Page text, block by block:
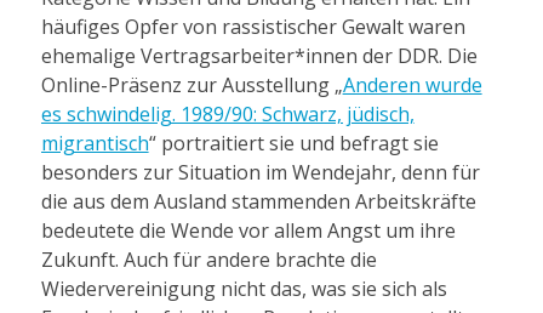
häufiges Opfer von rassistischer Gewalt waren
ehemalige Vertragsarbeiter*innen der DDR. Die
Online-Präsenz zur Ausstellung „Anderen wurde
es schwindelig. 1989/90: Schwarz, jüdisch,
migrantisch“ portraitiert sie und befragt sie
besonders zur Situation im Wendejahr, denn für
die aus dem Ausland stammenden Arbeitskräfte
bedeutete die Wende vor allem Angst um ihre
Zukunft. Auch für andere brachte die
Wiedervereinigung nicht das, was sie sich als